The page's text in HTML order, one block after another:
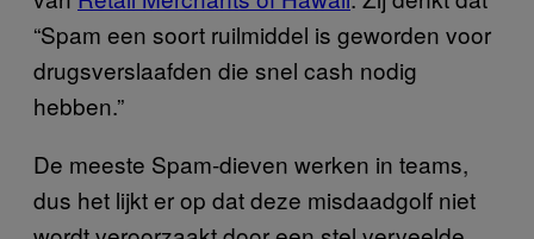
“Spam een soort ruilmiddel is geworden voor
drugsverslaafden die snel cash nodig
hebben.”
De meeste Spam-dieven werken in teams,
dus het lijkt er op dat deze misdaadgolf niet